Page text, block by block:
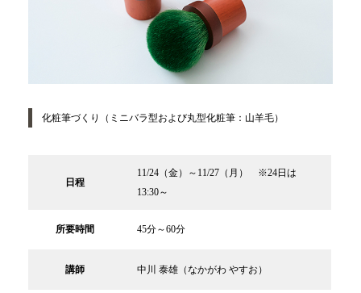
化粧筆づくり（ミニバラ型および丸型化粧筆：山羊毛）
日程
11/24（金）～11/27（月） ※24日は
13:30～
所要時間 45分～60分
講師 中川 泰雄（なかがわ やすお）